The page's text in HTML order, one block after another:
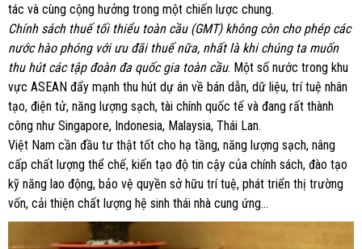
tác và cùng cộng hưởng trong một chiến lược chung.
Chính sách thuế tối thiểu toàn cầu (GMT) không còn cho phép các
nước hào phóng với ưu đãi thuế nữa, nhất là khi chúng ta muốn
thu hút các tập đoàn đa quốc gia toàn cầu. Một số nước trong khu
vực ASEAN đẩy mạnh thu hút dự án về bán dẫn, dữ liệu, trí tuệ nhân
tạo, điện tử, năng lượng sạch, tài chính quốc tế và đang rất thành
công như Singapore, Indonesia, Malaysia, Thái Lan.
Việt Nam cần đầu tư thật tốt cho hạ tầng, năng lượng sạch, nâng
cấp chất lượng thể chế, kiến tạo độ tin cậy của chính sách, đào tạo
kỹ năng lao động, bảo vệ quyền sở hữu trí tuệ, phát triển thị trường
vốn, cải thiện chất lượng hệ sinh thái nhà cung ứng…